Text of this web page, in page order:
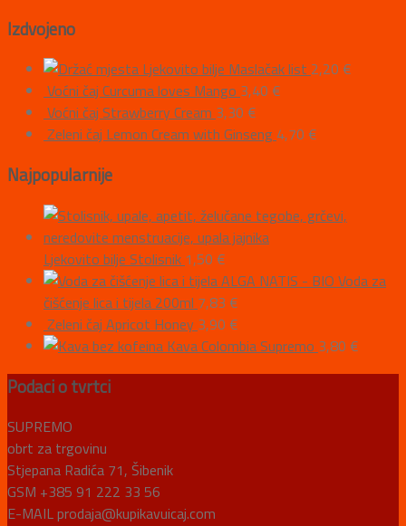
Izdvojeno
Ljekovito bilje Maslačak list 2,20 €
Voćni čaj Curcuma loves Mango 3,40 €
Voćni čaj Strawberry Cream 3,30 €
Zeleni čaj Lemon Cream with Ginseng 4,70 €
Najpopularnije
Ljekovito bilje Stolisnik 1,50 €
ALGA NATIS - BIO Voda za
čišćenje lica i tijela 200ml 7,83 €
Zeleni čaj Apricot Honey 3,90 €
Kava Colombia Supremo 3,80 €
Podaci o tvrtci
SUPREMO
obrt za trgovinu
Stjepana Radića 71, Šibenik
GSM +385 91 222 33 56
E-MAIL prodaja@kupikavuicaj.com